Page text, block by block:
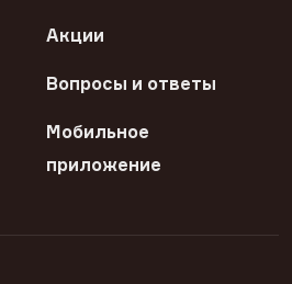
Акции
Вопросы и ответы
Мобильное
приложение